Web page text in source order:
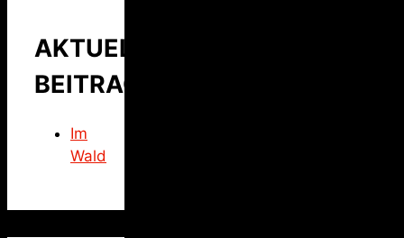
AKTUELLER
BEITRAG
Im
Wald